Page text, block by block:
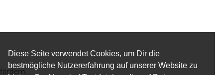
Diese Seite verwendet Cookies, um Dir die
bestmögliche Nutzererfahrung auf unserer Website zu